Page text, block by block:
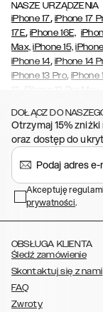
NASZE URZĄDZENIA
iPhone 17, iPhone 17
17E,iPhone 16E,
Max, iPhone 15,
iPhone 14, iPhone 14
iPhone 13 Pro,iPhone
12
iPhone 12 Pro Max
(2020/2022),
6/6s, iPhone 6/6s Plus
Galaxy S26 Ultra,
Ultra, Galaxy S24,
Galaxy S23+
S22 Ultra,Galaxy
S21 Ultra,Galaxy S20
S10,Galaxy S10+,
DOŁĄCZ DO
Otrzymaj 15%
oraz dostęp do
Akceptuję
prywatności.
OBSŁUGA KLIENTA
Śledź zamówienie
Skontaktuj się z nami
FAQ
Zwroty